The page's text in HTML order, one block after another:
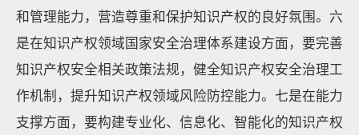
和管理能力，营造尊重和保护知识产权的良好氛围。六
是在知识产权领域国家安全治理体系建设方面，要完善
知识产权安全相关政策法规，健全知识产权安全治理工
作机制，提升知识产权领域风险防控能力。七是在能力
支撑方面，要构建专业化、信息化、智能化的知识产权